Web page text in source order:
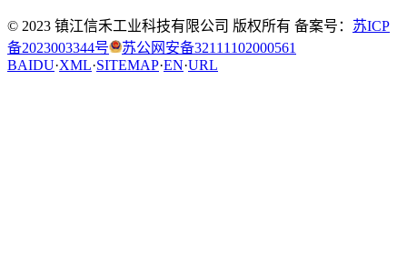
© 2023 镇江信禾工业科技有限公司 版权所有 备案号： 苏ICP
备2023003344号
苏公网安备32111102000561
BAIDU·XML·SITEMAP·EN·URL